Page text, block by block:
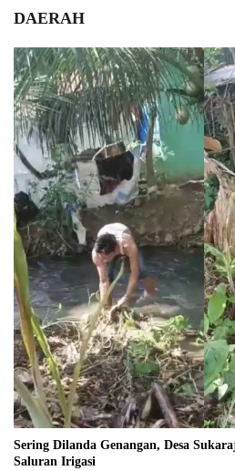
DAERAH
Sering Dilanda Genangan, Desa
Saluran Irigasi